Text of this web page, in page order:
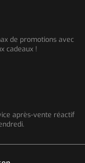
de promotions avec
cadeaux !
après-vente réactif